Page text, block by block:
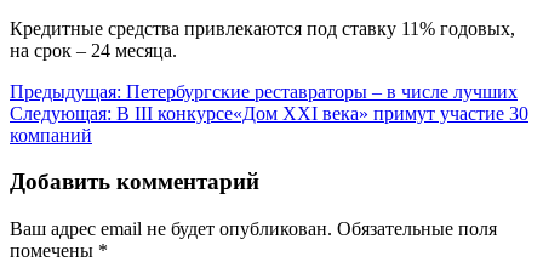
Кредитные средства привлекаются под ставку 11% годовых,
на срок – 24 месяца.
Навигация
по
Предыдущая: Петербургские реставраторы – в числе лучших
Следующая: В III конкурсе«Дом XXI века» примут участие 30
компаний
Добавить комментарий
Ваш адрес email не будет опубликован. Обязательные поля
помечены *